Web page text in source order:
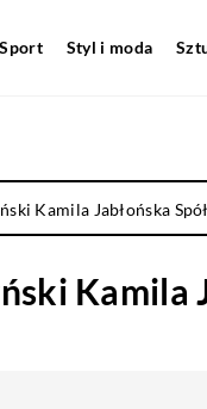
Sport Styl i moda
Kamila Jabłońska
Kamila